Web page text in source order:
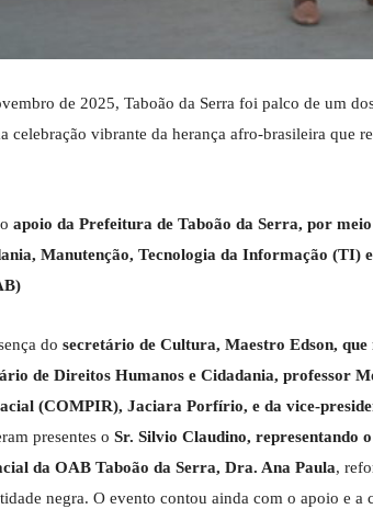
de 2025, Taboão da Serra foi palco de um
celebração vibrante da herança afro-brasileira que
apoio da Prefeitura de Taboão da Serra, por
Manutenção, Tecnologia da Informação (TI)
do secretário de Cultura, Maestro Edson,
de Direitos Humanos e Cidadania, professor
(COMPIR), Jaciara Porfírio, e da vice-
presentes o Sr. Silvio Claudino, representando
da OAB Taboão da Serra, Dra. Ana Paula,
negra. O evento contou ainda com o apoio e a